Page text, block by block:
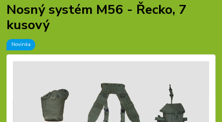
Nosný systém M56 - Řecko, 7
kusový
Novinka